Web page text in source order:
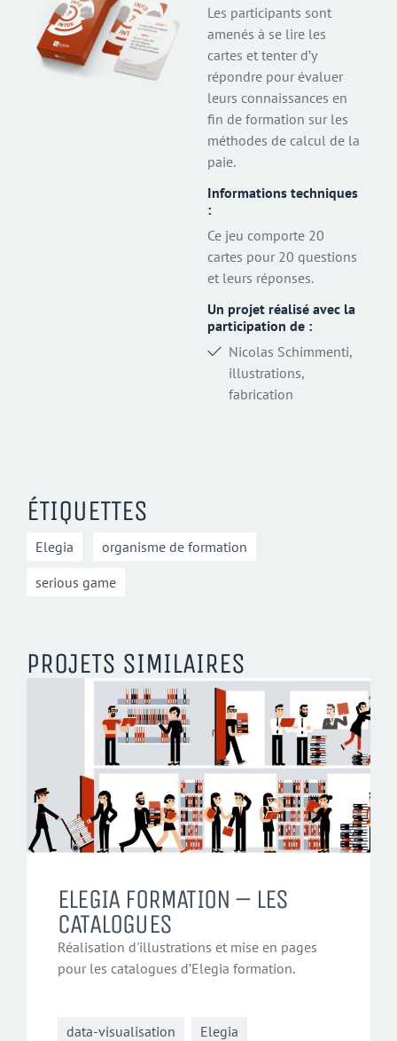
Les participants sont
amenés à se lire les
cartes et tenter d’y
répondre pour évaluer
leurs connaissances en
fin de formation sur les
méthodes de calcul de la
paie.
Informations techniques
:
Ce jeu comporte 20
cartes pour 20 questions
et leurs réponses.
Un projet réalisé avec la
participation de :
Nicolas Schimmenti,
illustrations,
fabrication
ÉTIQUETTES
Elegia
organisme de formation
serious game
PROJETS SIMILAIRES
ELEGIA FORMATION – LES
CATALOGUES
Réalisation d'illustrations et mise en pages
pour les catalogues d’Elegia formation.
data-visualisation
Elegia